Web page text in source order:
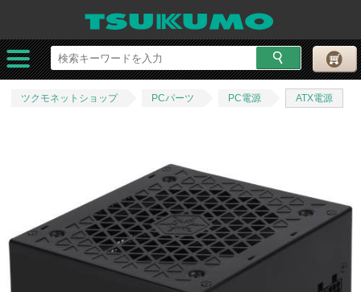
ツクモネットショップ PCパーツ PC電源 ATX電源